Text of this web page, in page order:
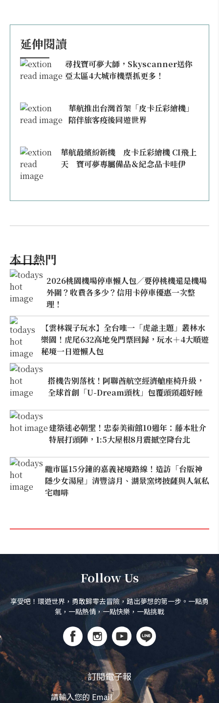
延伸閱讀
尋找寶可夢大師，Skyscanner送你
亞太區4大城市機票抓更多！
華航推出台灣首架「皮卡丘彩繪機」
陪伴旅客疫後同遊世界
華航最繽紛新機 皮卡丘彩繪機 CI飛上
天 寶可夢專屬備品＆紀念品卡哇伊
本日熱門
2026桃園機場停車懶人包／要停桃機還是機場
外圍？收費各多少？信用卡停車優惠一次整
理！
【雲林親子玩水】全台唯一「虎爺主題」叢林水
樂園！虎尾632高地免門票回歸，玩水＋4大順遊
秘境一日遊懶人包
搭機告別落枕！阿聯酋航空經濟艙座椅升級，
全球首創「U-Dream頭枕」包覆頭頸超好睡
建築迷必朝聖！忠泰美術館10週年：藤本壯介
特展打頭陣，1:5大屋根8月震撼空降台北
離市區15分鐘的嘉義祕境路線！造訪「台版神
隱少女湯屋」清豐濤月、湖景窯烤披薩與人氣私
宅咖啡
Follow Us
享受吧！環遊世界，勇敢歸零去冒險，踏出夢想的第一步。一點勇
氣，一點熱情，一點快樂，一點挑戰
訂閱電子報